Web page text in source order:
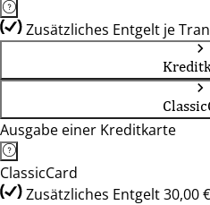
Zusätzliches Entgelt je
Ausgabe einer Kreditkarte
ClassicCard
Zusätzliches Entgelt 30,00